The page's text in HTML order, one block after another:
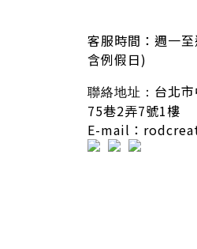
客服時間： 週一
含例假日)
聯絡地址： 台北
75巷2弄7號1樓
E-mail：